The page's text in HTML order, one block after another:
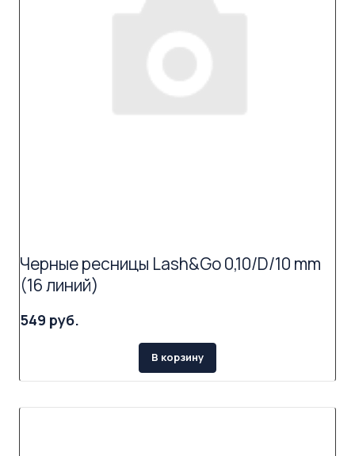
Черные ресницы Lash&Go 0,10/D/10 mm
(16 линий)
549 руб.
В корзину